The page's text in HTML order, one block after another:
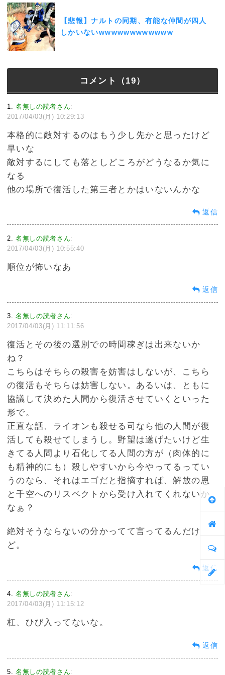
【悲報】ナルトの同期、有能な仲間が四人
しかいないwwwwwwwwwwww
コメント（19）
1 名無しの読者さん:
2017/04/03(月) 10:29:13
本格的に敵対するのはもう少し先かと思ったけど
早いな
敵対するにしても落としどころがどうなるか気に
なる
他の場所で復活した第三者とかはいないんかな
返信
2 名無しの読者さん:
2017/04/03(月) 10:55:40
順位が怖いなあ
返信
3 名無しの読者さん:
2017/04/03(月) 11:11:56
復活とその後の選別での時間稼ぎは出来ないか
ね？
こちらはそちらの殺害を妨害はしないが、こちら
の復活もそちらは妨害しない。あるいは、ともに
協議して決めた人間から復活させていくといった
形で。
正直な話、ライオンも殺せる司なら他の人間が復
活しても殺せてしまうし。野望は遂げたいけど生
きてる人間より石化してる人間の方が（肉体的に
も精神的にも）殺しやすいから今やってるってい
うのなら、それはエゴだと指摘すれば、解放の恩
と千空へのリスペクトから受け入れてくれないか
なぁ？
絶対そうならないの分かってて言ってるんだけ
ど。
返信
4 名無しの読者さん:
2017/04/03(月) 11:15:12
杠、ひび入ってないな。
返信
5 名無しの読者さん: